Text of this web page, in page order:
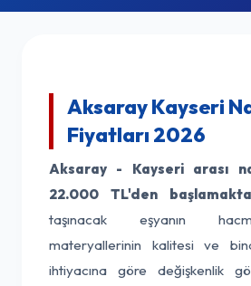
Aksaray Kayseri
Fiyatları 2026
Aksaray - Kayseri arası
22.000 TL'den
taşınacak eşyanın
materyallerinin kalitesi ve
ihtiyacına göre değişkenlik